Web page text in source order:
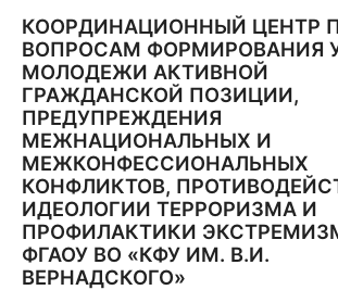
содержимому
КООРДИНАЦИОННЫЙ ЦЕНТР
ВОПРОСАМ ФОРМИРОВАНИЯ
МОЛОДЕЖИ АКТИВНОЙ
ГРАЖДАНСКОЙ ПОЗИЦИИ,
ПРЕДУПРЕЖДЕНИЯ
МЕЖНАЦИОНАЛЬНЫХ И
МЕЖКОНФЕССИОНАЛЬНЫХ
КОНФЛИКТОВ,
ИДЕОЛОГИИ ТЕРРОРИЗМА И
ПРОФИЛАКТИКИ
ФГАОУ ВО «КФУ ИМ. В.И.
ВЕРНАДСКОГО»